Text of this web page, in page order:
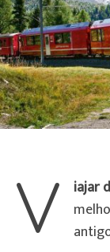
V iajar